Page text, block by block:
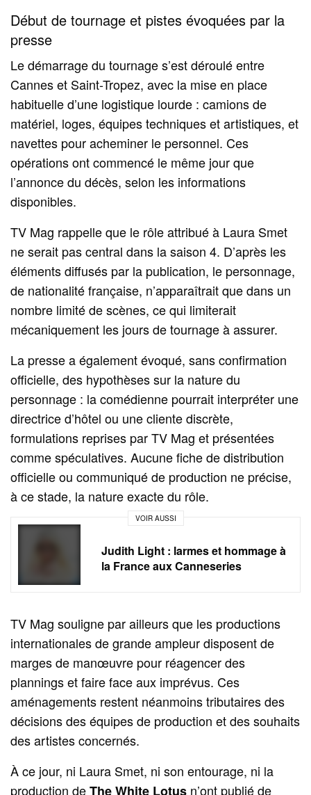
Début de tournage et pistes évoquées par la
presse
Le démarrage du tournage s’est déroulé entre
Cannes et Saint-Tropez, avec la mise en place
habituelle d’une logistique lourde : camions de
matériel, loges, équipes techniques et artistiques, et
navettes pour acheminer le personnel. Ces
opérations ont commencé le même jour que
l’annonce du décès, selon les informations
disponibles.
TV Mag rappelle que le rôle attribué à Laura Smet
ne serait pas central dans la saison 4. D’après les
éléments diffusés par la publication, le personnage,
de nationalité française, n’apparaîtrait que dans un
nombre limité de scènes, ce qui limiterait
mécaniquement les jours de tournage à assurer.
La presse a également évoqué, sans confirmation
officielle, des hypothèses sur la nature du
personnage : la comédienne pourrait interpréter une
directrice d’hôtel ou une cliente discrète,
formulations reprises par TV Mag et présentées
comme spéculatives. Aucune fiche de distribution
officielle ou communiqué de production ne précise,
à ce stade, la nature exacte du rôle.
VOIR AUSSI
Judith Light : larmes et hommage à
la France aux Canneseries
TV Mag souligne par ailleurs que les productions
internationales de grande ampleur disposent de
marges de manœuvre pour réagencer des
plannings et faire face aux imprévus. Ces
aménagements restent néanmoins tributaires des
décisions des équipes de production et des souhaits
des artistes concernés.
À ce jour, ni Laura Smet, ni son entourage, ni la
production deThe White Lotus n’ont publié de